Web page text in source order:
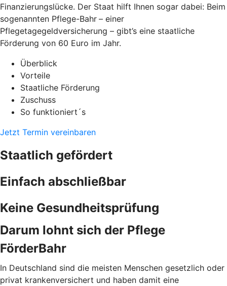
Finanzierungslücke. Der Staat hilft Ihnen sogar dabei: Beim
sogenannten Pflege-Bahr – einer
Pflegetagegeldversicherung – gibt’s eine staatliche
Förderung von 60 Euro im Jahr.
Überblick
Vorteile
Staatliche Förderung
Zuschuss
So funktioniert´s
Jetzt Termin vereinbaren
Staatlich gefördert
Einfach abschließbar
Keine Gesundheitsprüfung
Darum lohnt sich der Pflege
FörderBahr
In Deutschland sind die meisten Menschen gesetzlich oder
privat krankenversichert und haben damit eine